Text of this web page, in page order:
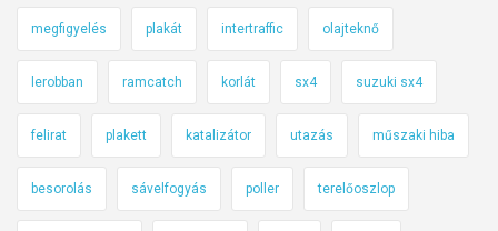
megfigyelés plakát intertraffic olajteknő
lerobban ramcatch korlát sx4 suzuki sx4
felirat plakett katalizátor utazás műszaki hiba
besorolás sávelfogyás poller terelőoszlop